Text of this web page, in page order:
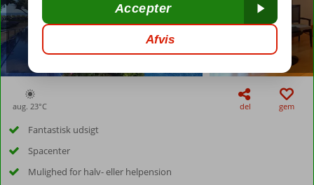
aug. 23°C del gem
Fantastisk udsigt
Spacenter
Mulighed for halv- eller helpension